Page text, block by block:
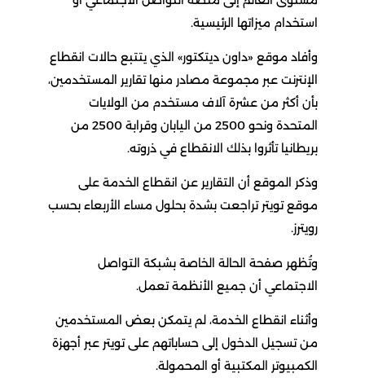
استخدام ميزاتها الرئيسية.
وأفاد موقع «داون ديتكتور» الذي يتتبع حالات انقطاع
الإنترنت عبر مجموعة مصادر منها تقارير المستخدمين،
بأن أكثر من عشرة آلاف مستخدم من الولايات
المتحدة ونحو 2500 من اليابان وقرابة 2500 من
بريطانيا تأثروا بذلك الانقطاع في ذروته.
وذكر الموقع أن التقارير عن انقطاع الخدمة على
موقع تويتر تراجعت بشدة بحلول مساء الأربعاء بحسب
رويترز.
وتُظهر صفحة الحالة الخاصة بشبكة التواصل
الاجتماعي أن جميع الأنظمة تعمل.
وأثناء انقطاع الخدمة، لم يتمكن بعض المستخدمين
من تسجيل الدخول إلى حساباتهم على تويتر عبر أجهزة
الكمبيوتر المكتبية أو المحمولة.